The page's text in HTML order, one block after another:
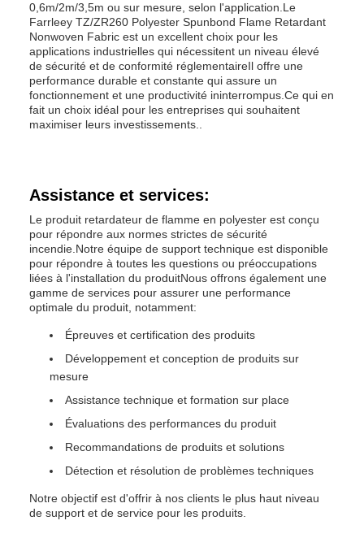
0,6m/2m/3,5m ou sur mesure, selon l'application.Le
Farrleey TZ/ZR260 Polyester Spunbond Flame Retardant
Nonwoven Fabric est un excellent choix pour les
applications industrielles qui nécessitent un niveau élevé
de sécurité et de conformité réglementaireIl offre une
performance durable et constante qui assure un
fonctionnement et une productivité ininterrompus.Ce qui en
fait un choix idéal pour les entreprises qui souhaitent
maximiser leurs investissements..
Assistance et services:
Le produit retardateur de flamme en polyester est conçu
pour répondre aux normes strictes de sécurité
incendie.Notre équipe de support technique est disponible
pour répondre à toutes les questions ou préoccupations
liées à l'installation du produitNous offrons également une
gamme de services pour assurer une performance
optimale du produit, notamment:
Épreuves et certification des produits
Développement et conception de produits sur
mesure
Assistance technique et formation sur place
Évaluations des performances du produit
Recommandations de produits et solutions
Détection et résolution de problèmes techniques
Notre objectif est d'offrir à nos clients le plus haut niveau
de support et de service pour les produits.